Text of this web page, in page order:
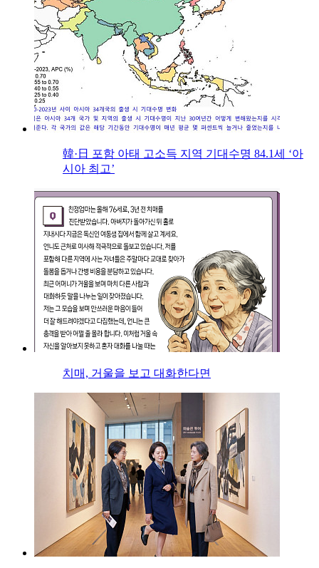
韓·日 포함 아태 고소득 지역 기대수명 84.1세 ‘아
시아 최고’
치매, 거울을 보고 대화한다면